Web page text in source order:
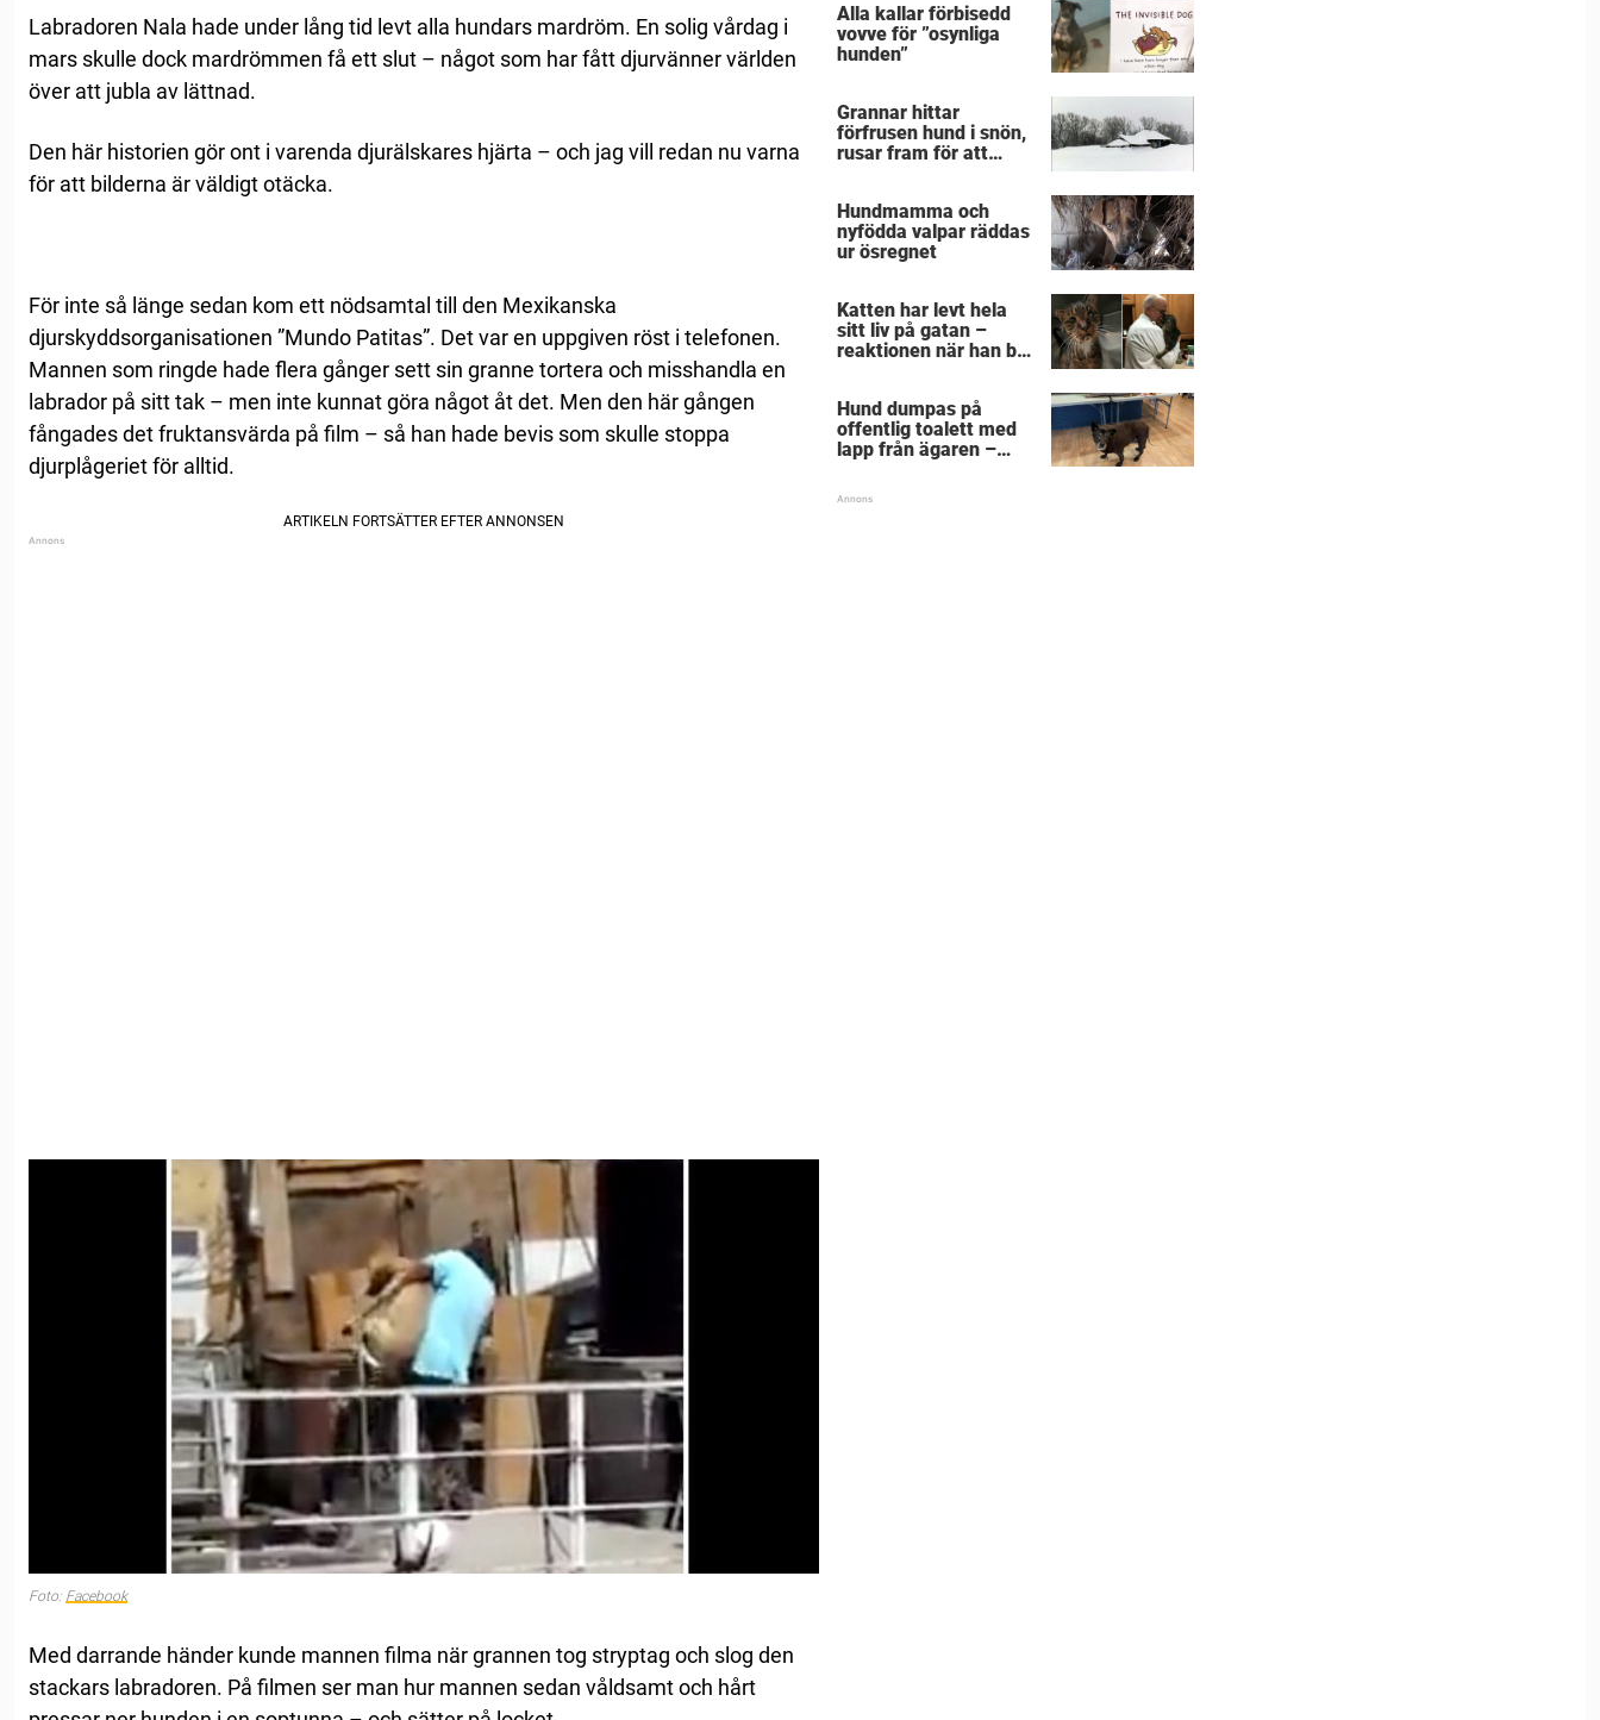
Labradoren Nala hade under lång tid levt alla hundars mardröm. En solig vårdag i
mars skulle dock mardrömmen få ett slut – något som har fått djurvänner världen
över att jubla av lättnad.
Den här historien gör ont i varenda djurälskares hjärta – och jag vill redan nu varna
för att bilderna är väldigt otäcka.
För inte så länge sedan kom ett nödsamtal till den Mexikanska
djurskyddsorganisationen ”Mundo Patitas”. Det var en uppgiven röst i telefonen.
Mannen som ringde hade flera gånger sett sin granne tortera och misshandla en
labrador på sitt tak – men inte kunnat göra något åt det. Men den här gången
fångades det fruktansvärda på film – så han hade bevis som skulle stoppa
djurplågeriet för alltid.
Foto: Facebook
Med darrande händer kunde mannen filma när grannen tog stryptag och slog den
stackars labradoren. På filmen ser man hur mannen sedan våldsamt och hårt
Alla kallar förbisedd
vovve för ”osynliga
hunden”
Grannar hittar
förfrusen hund i snön,
rusar fram för att
sig
Hundmamma och
nyfödda valpar räddas
ur ösregnet
Katten har levt hela
sitt liv på gatan –
reaktionen när han bli
Hund dumpas på
offentlig toalett med
lapp från ägaren –
ihop